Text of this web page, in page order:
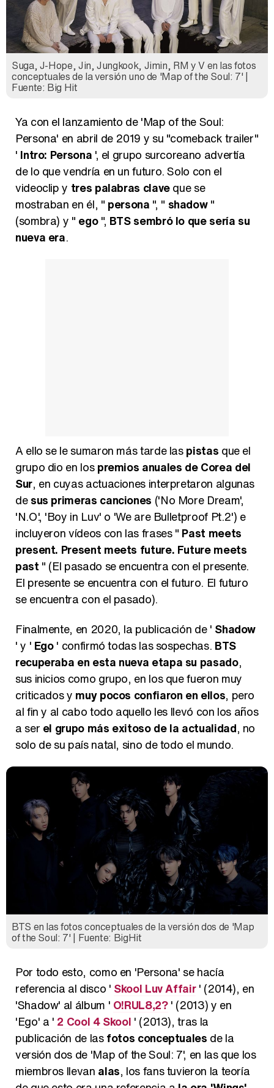
Suga, J-Hope, Jin, Jungkook, Jimin, RM y V en las fotos
conceptuales de la versión uno de 'Map of the Soul: 7' |
Fuente: Big Hit
Ya con el lanzamiento de 'Map of the Soul:
Persona' en abril de 2019 y su "comeback trailer"
' Intro: Persona ', el grupo surcoreano advertía
de lo que vendría en un futuro. Solo con el
videoclip y tres palabras claveque se
mostraban en él, " persona ", " shadow"
(sombra) y " ego", BTS sembró lo que sería su
nueva era.
A ello se le sumaron más tarde laspistas que el
grupo dio en lospremios anuales de Corea del
Sur, en cuyas actuaciones interpretaron algunas
desus primeras canciones ('No More Dream',
'N.O.', 'Boy in Luv' o 'We are Bulletproof Pt.2') e
incluyeron vídeos con las frases " Past meets
present. Present meets future. Future meets
past " (El pasado se encuentra con el presente.
El presente se encuentra con el futuro. El futuro
se encuentra con el pasado).
Finalmente, en 2020, la publicación de ' Shadow
' y ' Ego' confirmó todas las sospechas. BTS
recuperaba en esta nueva etapa su pasado,
sus inicios como grupo, en los que fueron muy
criticados y muy pocos confiaron en ellos, pero
al fin y al cabo todo aquello les llevó con los años
a ser el grupo más exitoso de la actualidad, no
solo de su país natal, sino de todo el mundo.
BTS en las fotos conceptuales de la versión dos de 'Map
of the Soul: 7' | Fuente: BigHit
Por todo esto, como en 'Persona' se hacía
referencia al disco ' Skool Luv Affair' (2014), en
'Shadow' al álbum ' O!RUL8,2?' (2013) y en
'Ego' a ' 2 Cool 4 Skool ' (2013), tras la
publicación de lasfotos conceptuales de la
versión dos de 'Map of the Soul: 7', en las que los
miembros llevan alas, los fans tuvieron la teoría